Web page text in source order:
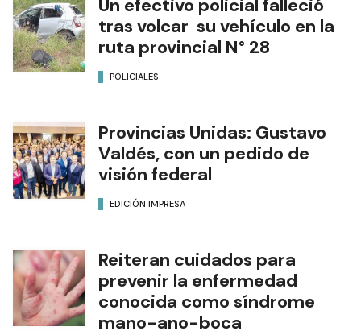
Un efectivo policial falleció
tras volcar su vehículo en la
ruta provincial N° 28
POLICIALES
Provincias Unidas: Gustavo
Valdés, con un pedido de
visión federal
EDICIÓN IMPRESA
Reiteran cuidados para
prevenir la enfermedad
conocida como síndrome
mano-ano-boca